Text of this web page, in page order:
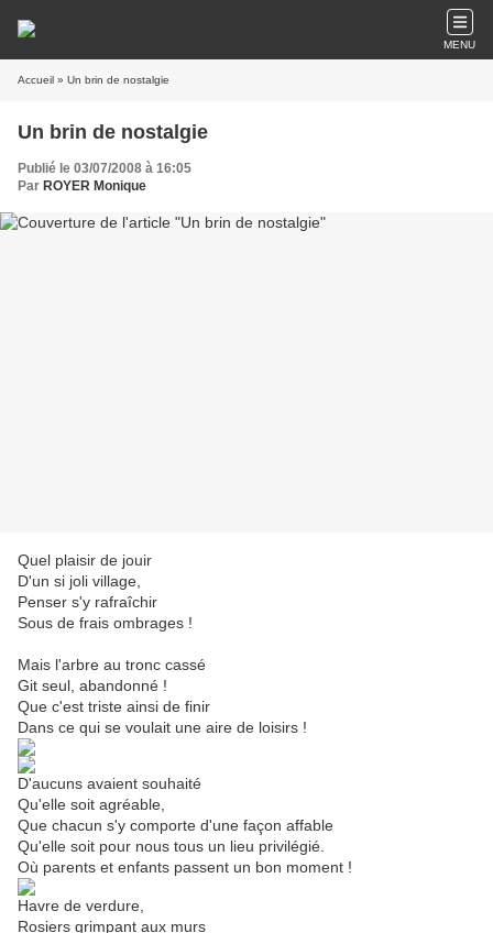
MENU
Accueil » Un brin de nostalgie
Un brin de nostalgie
Publié le 03/07/2008 à 16:05
Par ROYER Monique
Quel plaisir de jouir
D'un si joli village,
Penser s'y rafraîchir
Sous de frais ombrages !
Mais l'arbre au tronc cassé
Git seul, abandonné !
Que c'est triste ainsi de finir
Dans ce qui se voulait une aire de loisirs !
D'aucuns avaient souhaité
Qu'elle soit agréable,
Que chacun s'y comporte d'une façon affable
Qu'elle soit pour nous tous un lieu privilégié.
Où parents et enfants passent un bon moment !
Havre de verdure,
Rosiers grimpant aux murs